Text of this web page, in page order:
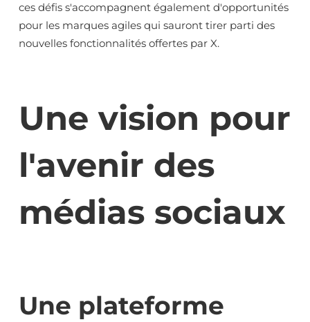
ces défis s'accompagnent également d'opportunités
pour les marques agiles qui sauront tirer parti des
nouvelles fonctionnalités offertes par X.
Une vision pour
l'avenir des
médias sociaux
Une plateforme